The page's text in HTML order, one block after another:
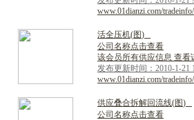
www.01dianzi.com/
活全压机(图)
公司名称点击查看
该会员所有供应信息 查看
发布更新时间：2010-1-21
www.01dianzi.com/
供应叠合拆解回流线(图)
公司名称点击查看